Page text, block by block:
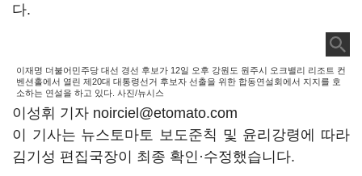
다.
이재명 더불어민주당 대선 경선 후보가 12일 오후 강원도 원주시 오크밸리 리조트 컨
벤션홀에서 열린 제20대 대통령선거 후보자 선출을 위한 합동연설회에서 지지를 호
소하는 연설을 하고 있다. 사진/뉴시스
이성휘 기자 noirciel@etomato.com
이 기사는 뉴스토마토 보도준칙 및 윤리강령에 따라
김기성 편집국장이 최종 확인·수정했습니다.